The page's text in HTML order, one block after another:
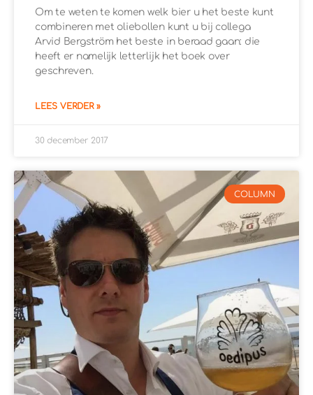
Om te weten te komen welk bier u het beste kunt
combineren met oliebollen kunt u bij collega
Arvid Bergström het beste in beraad gaan: die
heeft er namelijk letterlijk het boek over
geschreven.
LEES VERDER »
30 december 2017
COLUMN